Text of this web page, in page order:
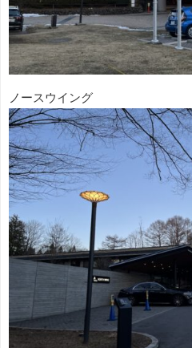
ノースウイング